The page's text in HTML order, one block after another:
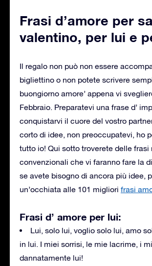
Frasi d’amore per
valentino, per lui e
Il regalo non può non essere
bigliettino o non potete scrivere
buongiorno amore’ appena vi
Febbraio. Preparatevi una frase d’
conquistarvi il cuore del vostro
corto di idee, non preoccupatevi, ho
tutto io! Qui sotto troverete delle frasi
convenzionali che vi faranno fare la
se avete bisogno di ancora più idee,
un’occhiata alle 101 migliori frasi
Frasi d’ amore per lui:
Lui, solo lui, voglio solo lui, amo
in lui. I miei sorrisi, le mie lacrime, i
dannatamente lui!